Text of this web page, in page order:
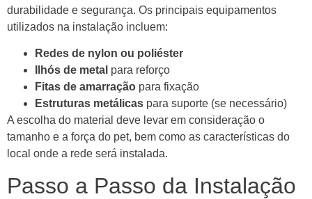
durabilidade e segurança. Os principais equipamentos
utilizados na instalação incluem:
Redes de nylon ou poliéster
Ilhós de metal para reforço
Fitas de amarração para fixação
Estruturas metálicas para suporte (se necessário)
A escolha do material deve levar em consideração o
tamanho e a força do pet, bem como as características do
local onde a rede será instalada.
Passo a Passo da Instalação